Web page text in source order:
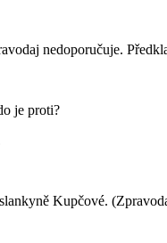
nedoporučuje.
je proti?
Kupčové.